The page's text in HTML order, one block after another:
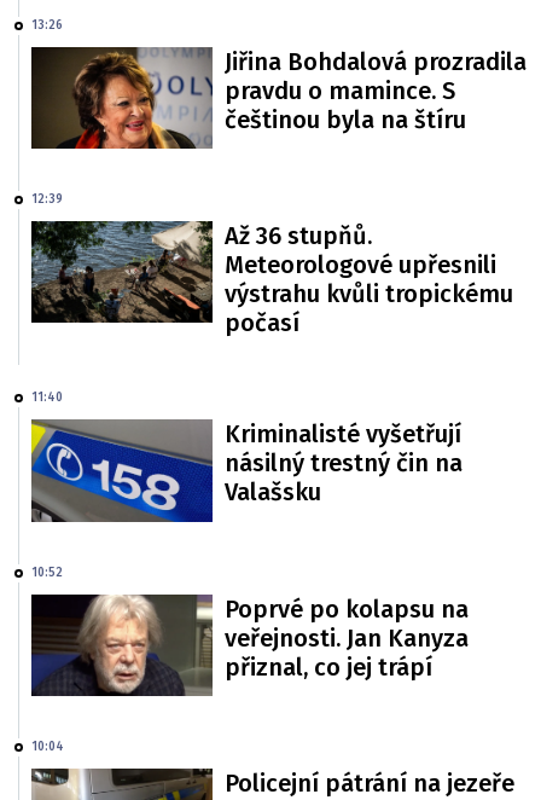
13:26
Jiřina Bohdalová prozradila
pravdu o mamince. S
češtinou byla na štíru
12:39
Až 36 stupňů.
Meteorologové upřesnili
výstrahu kvůli tropickému
počasí
11:40
Kriminalisté vyšetřují
násilný trestný čin na
Valašsku
10:52
Poprvé po kolapsu na
veřejnosti. Jan Kanyza
přiznal, co jej trápí
10:04
Policejní pátrání na jezeře